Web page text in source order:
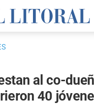
al co-
40